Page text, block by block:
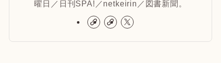
曜日／日刊SPA!／netkeirin／図書新聞。